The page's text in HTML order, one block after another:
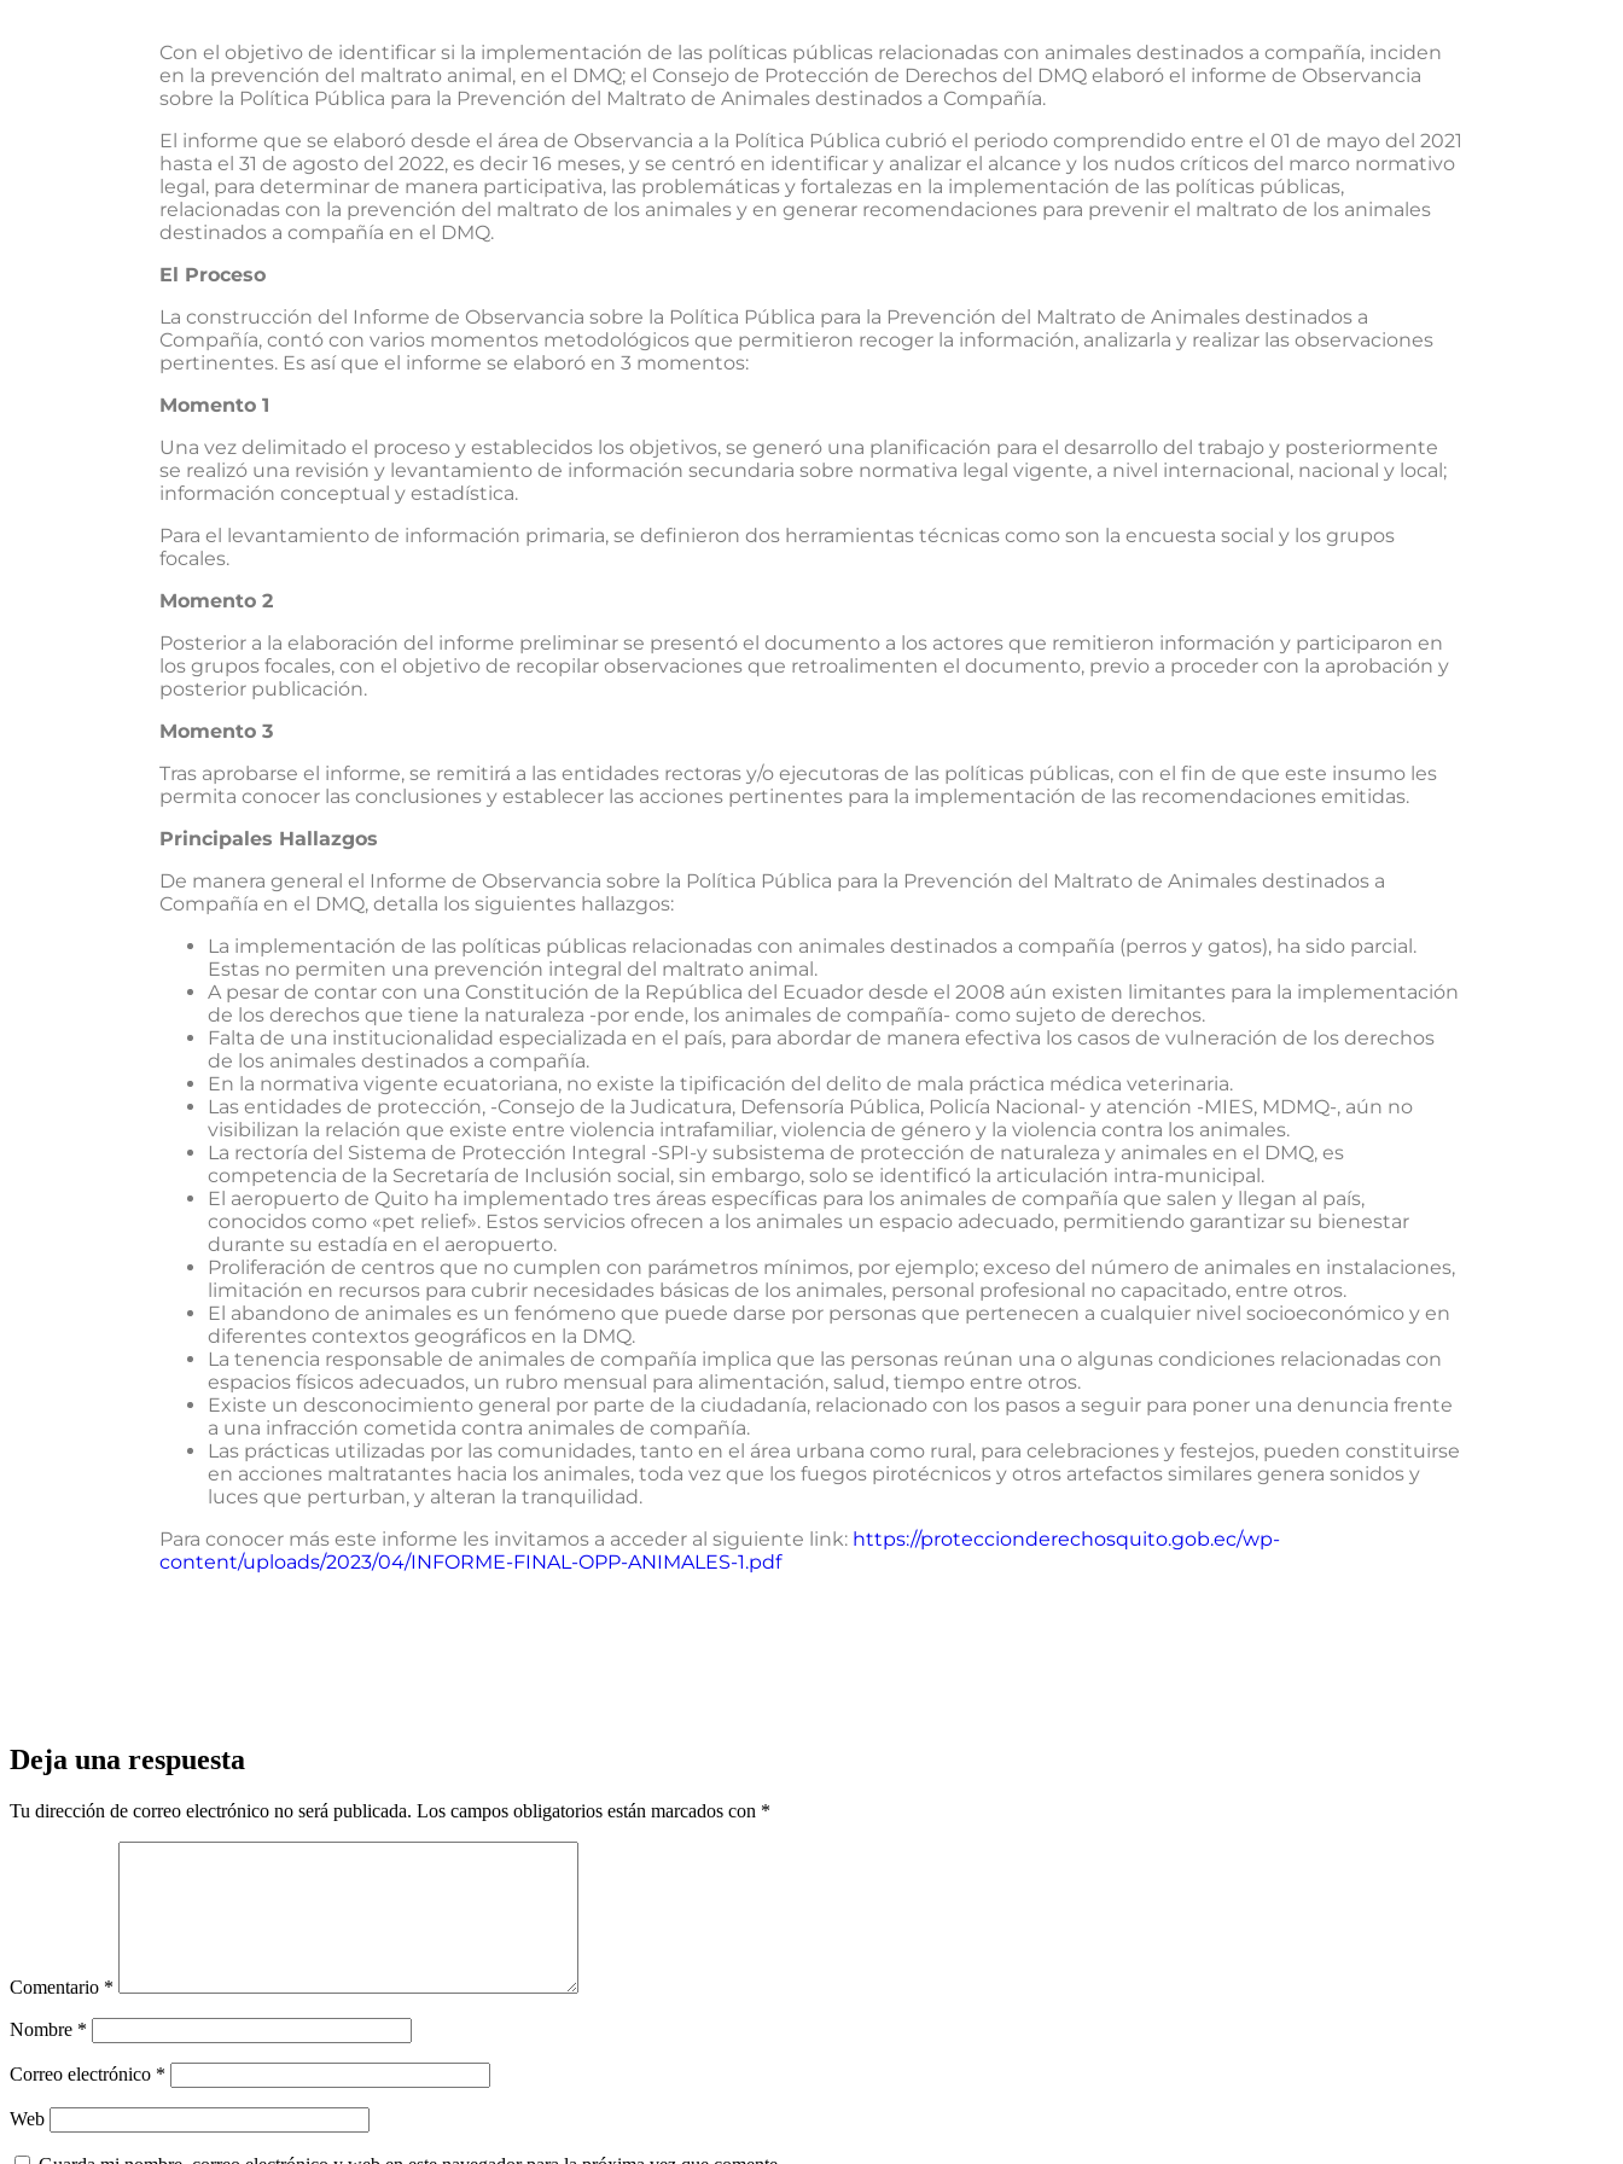
Con el objetivo de identificar si la implementación de las políticas públicas relacionadas con animales destinados a compañía, inciden
en la prevención del maltrato animal, en el DMQ; el Consejo de Protección de Derechos del DMQ elaboró el informe de Observancia
sobre la Política Pública para la Prevención del Maltrato de Animales destinados a Compañía.
El informe que se elaboró desde el área de Observancia a la Política Pública cubrió el periodo comprendido entre el 01 de mayo del 2021
hasta el 31 de agosto del 2022, es decir 16 meses, y se centró en identificar y analizar el alcance y los nudos críticos del marco normativo
legal, para determinar de manera participativa, las problemáticas y fortalezas en la implementación de las políticas públicas,
relacionadas con la prevención del maltrato de los animales y en generar recomendaciones para prevenir el maltrato de los animales
destinados a compañía en el DMQ.
El Proceso
La construcción del Informe de Observancia sobre la Política Pública para la Prevención del Maltrato de Animales destinados a
Compañía, contó con varios momentos metodológicos que permitieron recoger la información, analizarla y realizar las observaciones
pertinentes. Es así que el informe se elaboró en 3 momentos:
Momento 1
Una vez delimitado el proceso y establecidos los objetivos, se generó una planificación para el desarrollo del trabajo y posteriormente
se realizó una revisión y levantamiento de información secundaria sobre normativa legal vigente, a nivel internacional, nacional y local;
información conceptual y estadística.
Para el levantamiento de información primaria, se definieron dos herramientas técnicas como son la encuesta social y los grupos
focales.
Momento 2
Posterior a la elaboración del informe preliminar se presentó el documento a los actores que remitieron información y participaron en
los grupos focales, con el objetivo de recopilar observaciones que retroalimenten el documento, previo a proceder con la aprobación y
posterior publicación.
Momento 3
Tras aprobarse el informe, se remitirá a las entidades rectoras y/o ejecutoras de las políticas públicas, con el fin de que este insumo les
permita conocer las conclusiones y establecer las acciones pertinentes para la implementación de las recomendaciones emitidas.
Principales Hallazgos
De manera general el Informe de Observancia sobre la Política Pública para la Prevención del Maltrato de Animales destinados a
Compañía en el DMQ, detalla los siguientes hallazgos:
La implementación de las políticas públicas relacionadas con animales destinados a compañía (perros y gatos), ha sido parcial.
Estas no permiten una prevención integral del maltrato animal.
A pesar de contar con una Constitución de la República del Ecuador desde el 2008 aún existen limitantes para la implementación
de los derechos que tiene la naturaleza -por ende, los animales de compañía- como sujeto de derechos.
Falta de una institucionalidad especializada en el país, para abordar de manera efectiva los casos de vulneración de los derechos
de los animales destinados a compañía.
En la normativa vigente ecuatoriana, no existe la tipificación del delito de mala práctica médica veterinaria.
Las entidades de protección, -Consejo de la Judicatura, Defensoría Pública, Policía Nacional- y atención -MIES, MDMQ-, aún no
visibilizan la relación que existe entre violencia intrafamiliar, violencia de género y la violencia contra los animales.
La rectoría del Sistema de Protección Integral -SPI-y subsistema de protección de naturaleza y animales en el DMQ, es
competencia de la Secretaría de Inclusión social, sin embargo, solo se identificó la articulación intra-municipal.
El aeropuerto de Quito ha implementado tres áreas específicas para los animales de compañía que salen y llegan al país,
conocidos como «pet relief». Estos servicios ofrecen a los animales un espacio adecuado, permitiendo garantizar su bienestar
durante su estadía en el aeropuerto.
Proliferación de centros que no cumplen con parámetros mínimos, por ejemplo; exceso del número de animales en instalaciones,
limitación en recursos para cubrir necesidades básicas de los animales, personal profesional no capacitado, entre otros.
El abandono de animales es un fenómeno que puede darse por personas que pertenecen a cualquier nivel socioeconómico y en
diferentes contextos geográficos en la DMQ.
La tenencia responsable de animales de compañía implica que las personas reúnan una o algunas condiciones relacionadas con
espacios físicos adecuados, un rubro mensual para alimentación, salud, tiempo entre otros.
Existe un desconocimiento general por parte de la ciudadanía, relacionado con los pasos a seguir para poner una denuncia frente
a una infracción cometida contra animales de compañía.
Las prácticas utilizadas por las comunidades, tanto en el área urbana como rural, para celebraciones y festejos, pueden constituirse
en acciones maltratantes hacia los animales, toda vez que los fuegos pirotécnicos y otros artefactos similares genera sonidos y
luces que perturban, y alteran la tranquilidad.
Para conocer más este informe les invitamos a acceder al siguiente link: https://proteccionderechosquito.gob.ec/wp-
content/uploads/2023/04/INFORME-FINAL-OPP-ANIMALES-1.pdf
Deja una respuesta
Tu dirección de correo electrónico no será publicada. Los campos obligatorios están marcados con *
Comentario *
Nombre *
Correo electrónico *
Web